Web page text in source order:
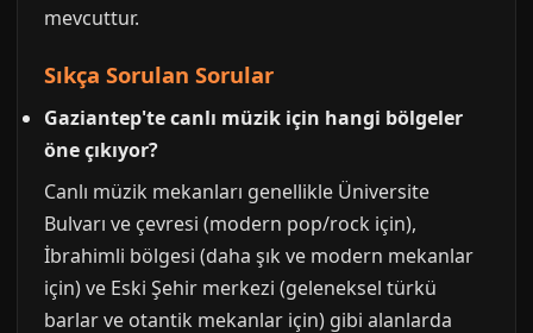
mevcuttur.
Sıkça Sorulan Sorular
Gaziantep'te canlı müzik için hangi bölgeler
öne çıkıyor?
Canlı müzik mekanları genellikle Üniversite
Bulvarı ve çevresi (modern pop/rock için),
İbrahimli bölgesi (daha şık ve modern mekanlar
için) ve Eski Şehir merkezi (geleneksel türkü
barlar ve otantik mekanlar için) gibi alanlarda